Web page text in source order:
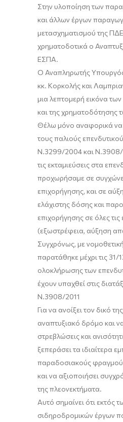
Στην υλοποίηση των
και άλλων έργων
μετασχηματισμού της
χρηματοδοτικά ο
ΕΣΠΑ.
Ο Αναπληρωτής
κκ. Κορκολής και
μια λεπτομερή εικόνα
και της χρηματοδότησης
Θέλω μόνο αναφορικά να
τους παλιούς
Ν.3299/2004 και Ν.3908/
τις εκταμιεύσεις στα
προχωρήσαμε σε
επιχορήγησης, και σε
ελάχιστης δόσης και
επιχορήγησης σε όλες τις
(εξωστρέφεια, αύξηση
Συγχρόνως, με
παρατάθηκε μέχρι τις
ολοκλήρωσης των
έχουν υπαχθεί στις
Ν.3908/2011
Για να ανοίξει τον δικό
αναπτυξιακό δρόμο και να
στρεβλώσεις και
ξεπεράσει τα ιδιαίτερα
παραδοσιακούς
και να αξιοποιήσει
της πλεονεκτήματα.
Αυτό σημαίνει ότι εκτός
σιδηροδρομικών έργων